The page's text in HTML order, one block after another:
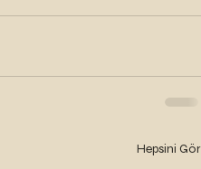
Hepsini Gör